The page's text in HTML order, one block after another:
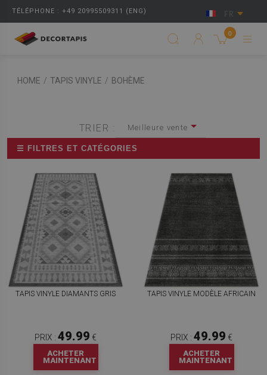
TÉLÉPHONE : +49 20995509311 (ENG) FR
0
HOME / TAPIS VINYLE / BOHÈME
TRIER : Meilleure vente
☰ FILTRES ET CATÉGORIES
TAPIS VINYLE DIAMANTS GRIS
PRIX : 49.99 €
ACHETER
MAINTENANT
TAPIS VINYLE MODÈLE AFRICAIN
PRIX : 49.99 €
ACHETER
MAINTENANT